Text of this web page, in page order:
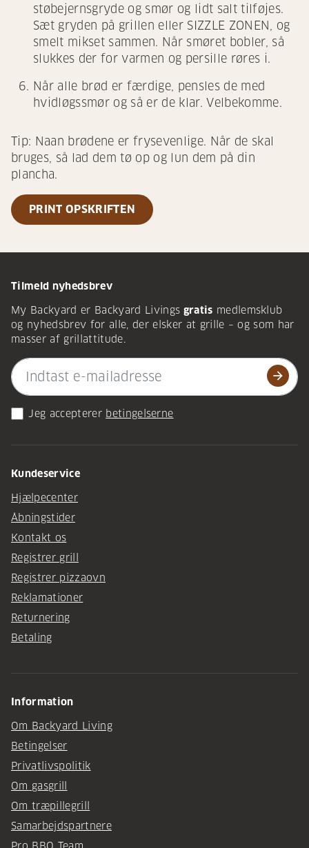
støbejernsgryde og smør og lidt salt tilføjes.
Sæt gryden på grillen eller SIZZLE ZONEN, og
smelt mikset sammen. Når smøret bobler, så
slukkes der for varmen og persille røres i.
Når alle brød er færdige, pensles de med
hvidløgssmør og så er de klar. Velbekomme.
Tip: Naan brødene er frysevenlige. Når de skal
bruges, så lad dem tø op og lun dem på din
plancha.
PRINT OPSKRIFTEN
Tilmeld nyhedsbrev
My Backyard er Backyard Livings gratis medlemsklub
og nyhedsbrev for alle, der elsker at grille – og som har
masser af grillattitude.
arrow_forward
Jeg accepterer betingelserne
Kundeservice
Hjælpecenter
Åbningstider
Kontakt os
Registrer grill
Registrer pizzaovn
Reklamationer
Returnering
Betaling
Information
Om Backyard Living
Betingelser
Privatlivspolitik
Om gasgrill
Om træpillegrill
Samarbejdspartnere